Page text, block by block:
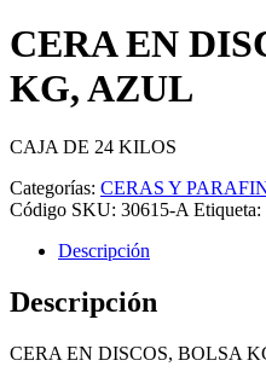
CERA EN
KG, AZUL
CAJA DE 24 KILOS
Categorías: CERAS Y
Código SKU: 30615-A Etiqueta:
Descripción
Descripción
CERA EN DISCOS, BOLSA